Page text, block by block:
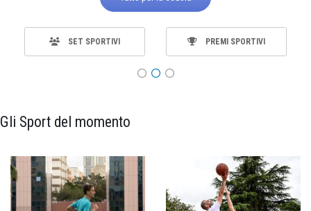
SET SPORTIVI PREMI SPORTIVI
Gli Sport del momento